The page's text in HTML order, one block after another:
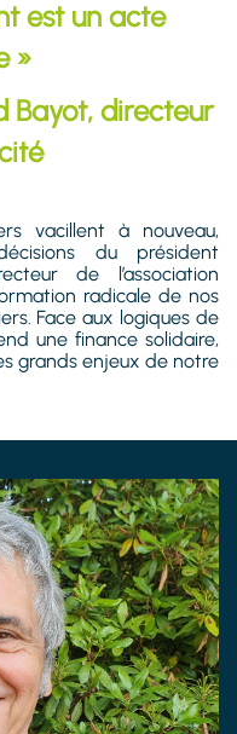
est un acte
»
Bayot, directeur
vacillent à nouveau,
du président
de l’association
radicale de nos
Face aux logiques de
une finance solidaire,
grands enjeux de notre